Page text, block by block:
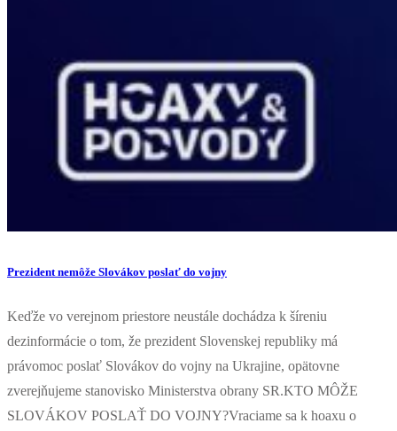
Prezident nemôže Slovákov poslať do vojny
Keďže vo verejnom priestore neustále dochádza k šíreniu
dezinformácie o tom, že prezident Slovenskej republiky má
právomoc poslať Slovákov do vojny na Ukrajine, opätovne
zverejňujeme stanovisko Ministerstva obrany SR.KTO MÔŽE
SLOVÁKOV POSLAŤ DO VOJNY?Vraciame sa k hoaxu o